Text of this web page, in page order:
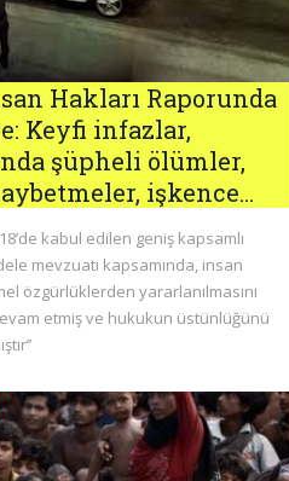
Hakları Raporunda
Keyfi infazlar,
şüpheli ölümler,
işkence…
kabul edilen geniş kapsamlı
mevzuatı kapsamında, insan
özgürlüklerden yararlanılmasını
etmiş ve hukukun üstünlüğünü